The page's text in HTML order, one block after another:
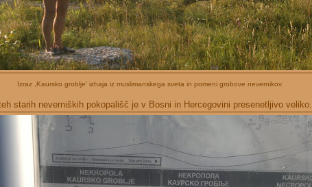
Izraz ,Kaursko groblje' izhaja iz muslimanskega sveta in pomeni grobove nevernikov.
teh starih neverniških pokopališč je v Bosni in Hercegovini presenetljivo veliko.